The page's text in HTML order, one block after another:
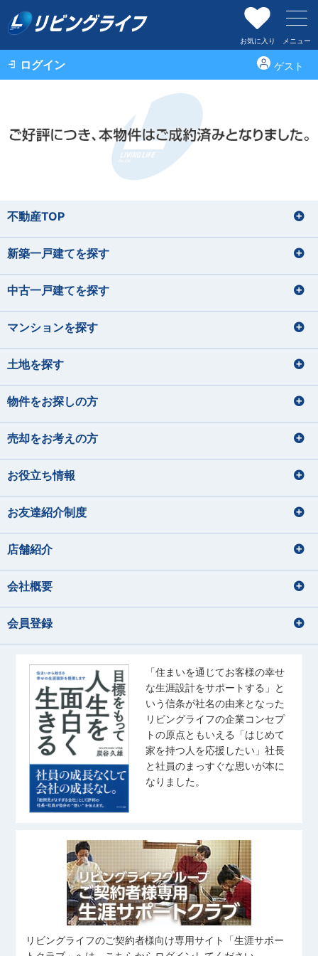
お気に入り メニュー
ログイン ゲスト
不動産TOP
新築一戸建てを探す
中古一戸建てを探す
マンションを探す
土地を探す
物件をお探しの方
売却をお考えの方
お役立ち情報
お友達紹介制度
店舗紹介
会社概要
会員登録
「住まいを通じてお客様の幸せ
な生涯設計をサポートする」と
いう信条が社名の由来となった
リビングライフの企業コンセプ
トの原点ともいえる「はじめて
家を持つ人を応援したい」社長
と社員のまっすぐな思いが本に
なりました。
リビングライフのご契約者様向け専用サイト「生涯サポー